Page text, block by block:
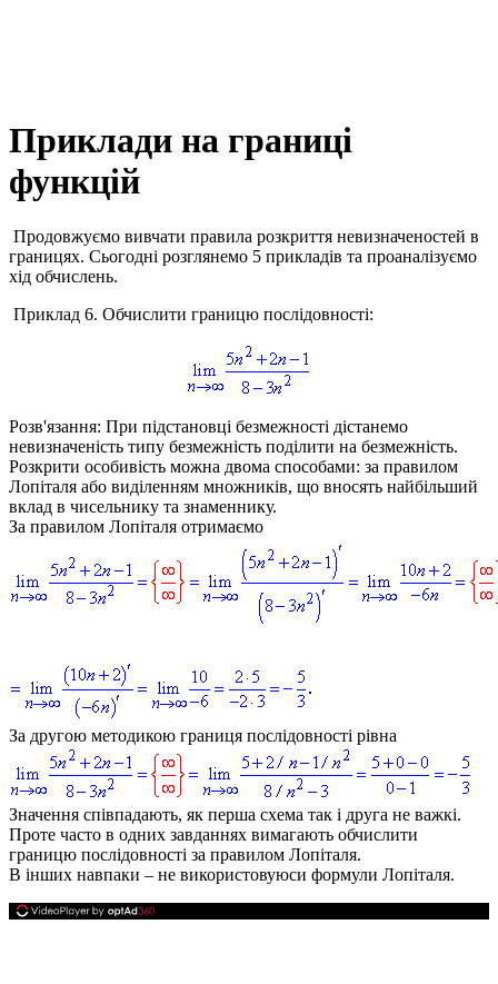
Приклади на границі
функцій
Продовжуємо вивчати правила розкриття невизначеностей в
границях. Сьогодні розглянемо 5 прикладів та проаналізуємо
хід обчислень.
Приклад 6. Обчислити границю послідовності:
Розв'язання: При підстановці безмежності дістанемо
невизначеність типу безмежність поділити на безмежність.
Розкрити особивість можна двома способами: за правилом
Лопіталя або виділенням множників, що вносять найбільший
вклад в чисельнику та знаменнику.
За правилом Лопіталя отримаємо
За другою методикою границя послідовності рівна
Значення співпадають, як перша схема так і друга не важкі.
Проте часто в одних завданнях вимагають обчислити
границю послідовності за правилом Лопіталя.
В інших навпаки – не використовуюси формули Лопіталя.